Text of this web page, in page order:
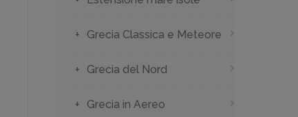
Grecia Classica e Meteore
Grecia del Nord
Grecia in Aereo